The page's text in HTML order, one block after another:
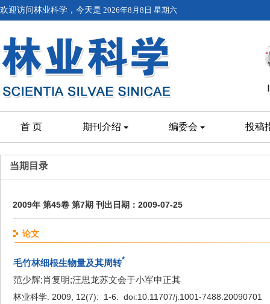
欢迎访问林业科学，今天是 2026年8月8日 星期六
首 页 期刊介绍 编委会 投稿
当期目录
2009年 第45卷 第7期 刊出日期：2009-07-25
论文
毛竹林细根生物量及其周转*
范少辉;肖复明;汪思龙苏文会于小军申正其
林业科学. 2009, 12(7): 1-6. doi:10.11707/j.1001-7488.20090701